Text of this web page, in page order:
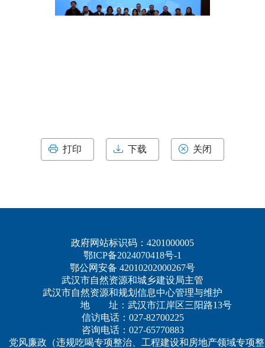
打印 下载 关闭
政府网站标识码：4201000005
鄂ICP备2024070418号-1
鄂公网安备 42010202000267号
武汉市自然资源和城乡建设局主管
武汉市自然资源和规划信息中心管理与维护
地 址：武汉市江岸区三阳路13号
信访电话：027-82700225
咨询电话：027-65770883
党风廉政（违规吃喝专项整治、工程建设和房地产领域专项整